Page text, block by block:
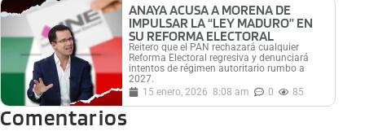
ANAYA ACUSA A MORENA DE
IMPULSAR LA “LEY MADURO” EN
SU REFORMA ELECTORAL
Reitero que el PAN rechazará cualquier
Reforma Electoral regresiva y denunciará
intentos de régimen autoritario rumbo a
2027.
15 enero, 2026 8:08 am 0 85
Comentarios